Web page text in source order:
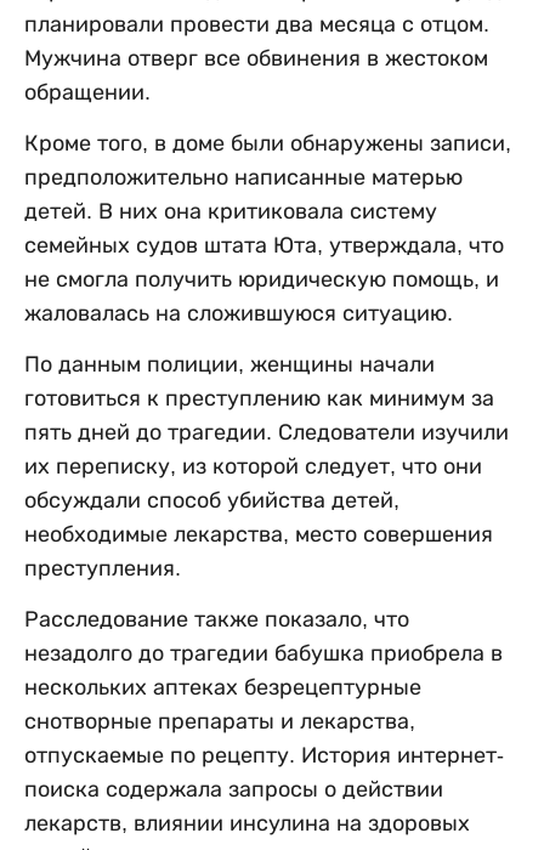
планировали провести два месяца с отцом.
Мужчина отверг все обвинения в жестоком
обращении.
Кроме того, в доме были обнаружены записи,
предположительно написанные матерью
детей. В них она критиковала систему
семейных судов штата Юта, утверждала, что
не смогла получить юридическую помощь, и
жаловалась на сложившуюся ситуацию.
По данным полиции, женщины начали
готовиться к преступлению как минимум за
пять дней до трагедии. Следователи изучили
их переписку, из которой следует, что они
обсуждали способ убийства детей,
необходимые лекарства, место совершения
преступления.
Расследование также показало, что
незадолго до трагедии бабушка приобрела в
нескольких аптеках безрецептурные
снотворные препараты и лекарства,
отпускаемые по рецепту. История интернет-
поиска содержала запросы о действии
лекарств, влиянии инсулина на здоровых